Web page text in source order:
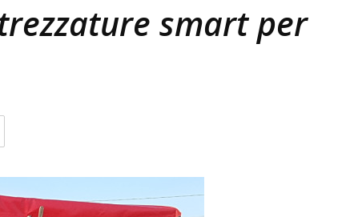
smart per